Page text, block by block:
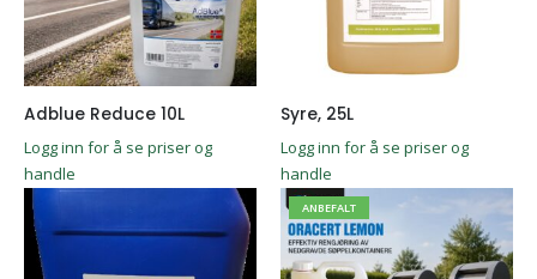
Adblue Reduce 10L
Logg inn for å se priser og
handle
Syre, 25L
Logg inn for å se priser og
handle
ANBEFALT